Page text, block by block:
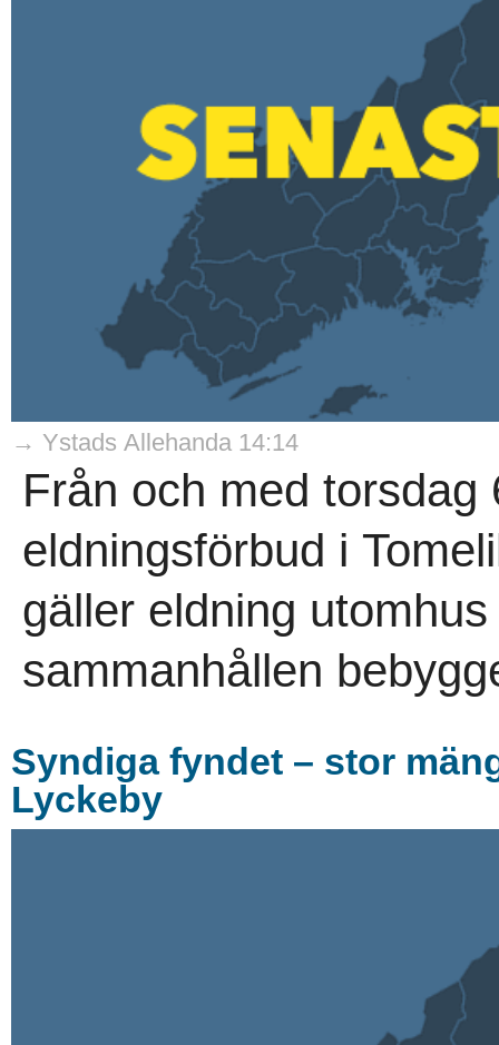
→ Ystads Allehanda 14:14
Från och med torsdag
eldningsförbud i
gäller eldning
sammanhållen
Syndiga fyndet – stor
Lyckeby